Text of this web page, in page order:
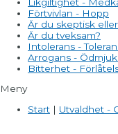
Förtvivlan - Hopp
Är du skeptisk
Är du tveksam?
Intolerans -
Arrogans -
Bitterhet -
Meny
Start | Utvaldhet -